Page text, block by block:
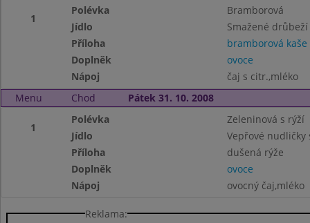
1
Polévka
Bramborová
Jídlo
Smažené
Příloha
bramborová kaše
Doplněk
ovoce
Nápoj
čaj s citr.,mléko
Menu
Chod Pátek 31. 10. 2008
1
Polévka
Zeleninová s rýží
Jídlo
Vepřové nudličky
Příloha
dušená rýže
Doplněk
ovoce
Nápoj
ovocný čaj,mléko
Reklama: